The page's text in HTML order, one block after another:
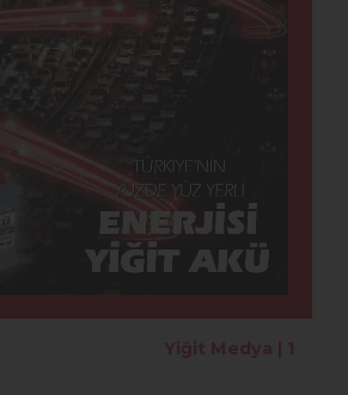
Yiğit Medya | 1